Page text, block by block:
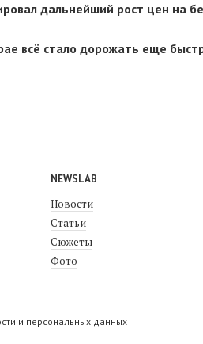
дальнейший рост цен на
всё стало дорожать еще
NEWSLAB
Новости
Статьи
Сюжеты
Фото
и персональных данных